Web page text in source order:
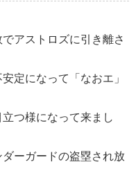
アストロズに引き離さ
定になって「なおエ」
つ様になって来まし
ーガードの盗塁され放